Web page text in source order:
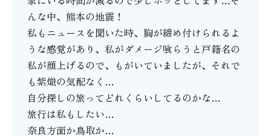
んな中、熊本の地震！
私もニュースを聞いた時、胸が締め付けられるよ
うな感覚があり、私がダメージ喰らうと戸籍名の
私が顔上げるので、もがいていましたが、それで
も紫熾の気配なく…
自分探しの旅ってどれくらいしてるのかな…
旅行は私もしたい…
奈良方面か鳥取か…